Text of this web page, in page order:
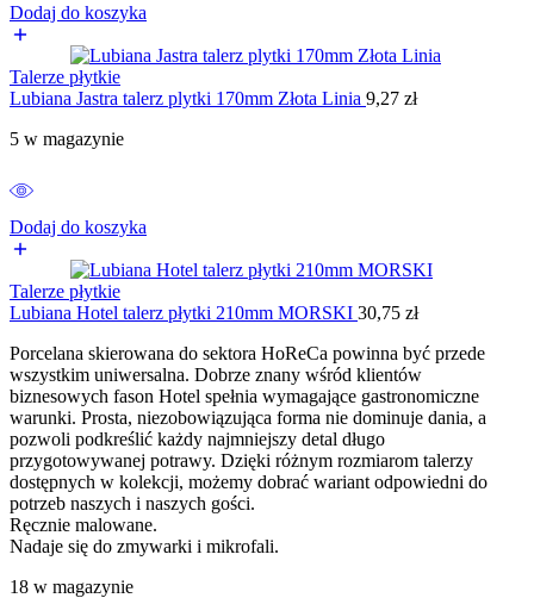
Dodaj do koszyka
Talerze płytkie
Lubiana Jastra talerz plytki 170mm Złota Linia 9,27 zł
5 w magazynie
Dodaj do koszyka
Talerze płytkie
Lubiana Hotel talerz płytki 210mm MORSKI 30,75 zł
Porcelana skierowana do sektora HoReCa powinna być przede
wszystkim uniwersalna. Dobrze znany wśród klientów
biznesowych fason Hotel spełnia wymagające gastronomiczne
warunki. Prosta, niezobowiązująca forma nie dominuje dania, a
pozwoli podkreślić każdy najmniejszy detal długo
przygotowywanej potrawy. Dzięki różnym rozmiarom talerzy
dostępnych w kolekcji, możemy dobrać wariant odpowiedni do
potrzeb naszych i naszych gości.
Ręcznie malowane.
Nadaje się do zmywarki i mikrofali.
18 w magazynie